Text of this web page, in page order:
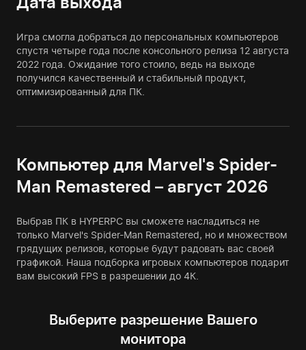
Игра смогла добраться до персональных компьютеров
спустя четыре года после консольного релиза 12 августа
2022 года. Ожидание того стоило, ведь на выходе
получился качественный и стабильный продукт,
оптимизированный для ПК.
Компьютер для Marvel's Spider-
Man Remastered – август 2026
Выбрав ПК в HYPERPC вы сможете насладиться не
только Marvel's Spider-Man Remastered, но и множеством
грядущих релизов, которые будут радовать вас своей
графикой. Наша подборка игровых компьютеров подарит
вам высокий FPS в разрешении до 4К.
Выберите разрешение Вашего
монитора